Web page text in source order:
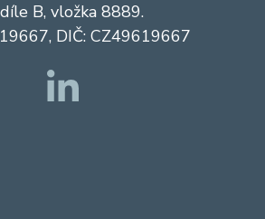
B, vložka 8889.
DIČ: CZ49619667